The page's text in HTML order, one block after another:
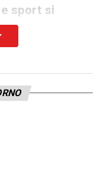
sport si
il palco
TOP NEWS